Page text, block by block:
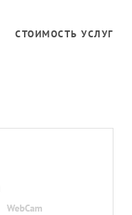
СТОИМОСТЬ УСЛУГ